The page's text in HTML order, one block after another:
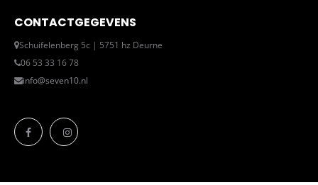
CONTACTGEGEVENS
Schuifelenberg 5c | 5751 hz Deurne
06 53 33 16 78
info@seven10.nl